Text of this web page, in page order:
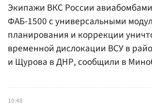
Экипажи ВКС России
ФАБ-1500 с универсальными
планирования и коррекции
временной дислокации ВСУ в
и Щурова в ДНР, сообщили в
10:48